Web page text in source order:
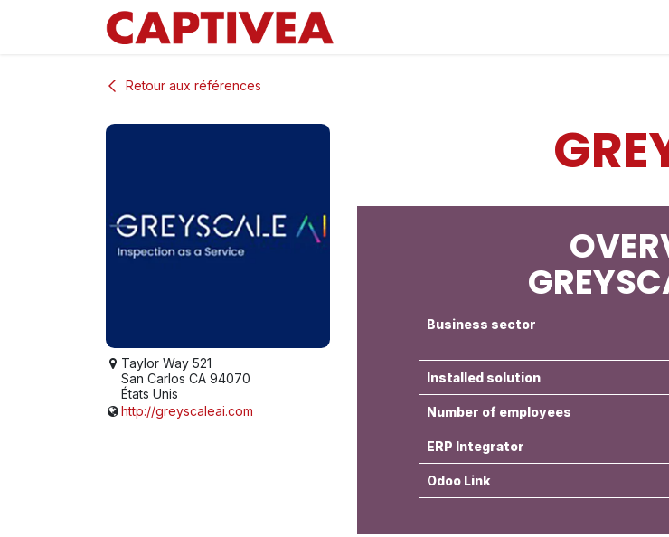
Se rendre au contenu
Retour aux références
Taylor Way 521
San Carlos CA 94070
États Unis
http://greyscaleai.com
Business sector
Installed solution
Number of employees
ERP Integrator
Odoo Link